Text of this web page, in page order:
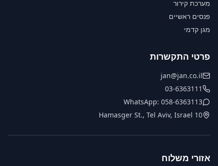
מערכת קירור
פנסים ראשיים
מגן קדמי
פרטי התקשרות
jan@jan.co.il
03-6363111
WhatsApp: 058-6363113
10 Hamasger St., Tel Aviv, Israel
אזורי משלוח